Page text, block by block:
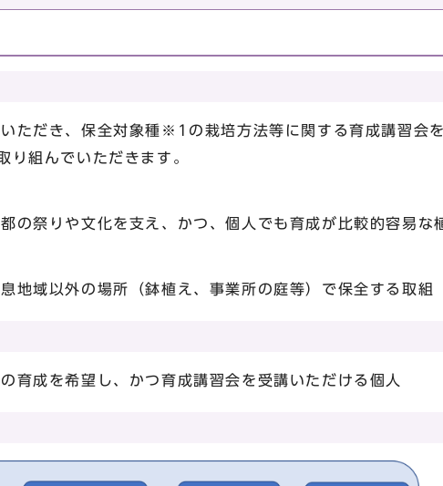
ただき、保全対象種※1の栽培方法等に関する育成講習会
組んでいただきます。
の祭りや文化を支え、かつ、個人でも育成が比較的容易な
地域以外の場所（鉢植え、事業所の庭等）で保全する取組
育成を希望し、かつ育成講習会を受講いただける個人